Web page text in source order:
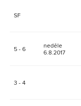
SF
5 - 6
neděle
6.8.2017
3 - 4